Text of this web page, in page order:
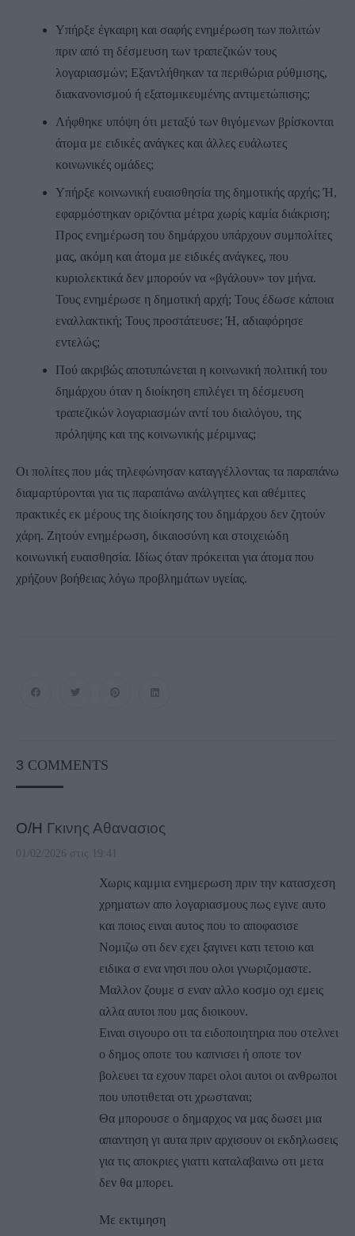
Υπήρξε έγκαιρη και σαφής ενημέρωση των πολιτών
πριν από τη δέσμευση των τραπεζικών τους
λογαριασμών; Εξαντλήθηκαν τα περιθώρια ρύθμισης,
διακανονισμού ή εξατομικευμένης αντιμετώπισης;
Λήφθηκε υπόψη ότι μεταξύ των θιγόμενων βρίσκονται
άτομα με ειδικές ανάγκες και άλλες ευάλωτες
κοινωνικές ομάδες;
Υπήρξε κοινωνική ευαισθησία της δημοτικής αρχής; Ή,
εφαρμόστηκαν οριζόντια μέτρα χωρίς καμία διάκριση;
Προς ενημέρωση του δημάρχου υπάρχουν συμπολίτες
μας, ακόμη και άτομα με ειδικές ανάγκες, που
κυριολεκτικά δεν μπορούν να «βγάλουν» τον μήνα.
Τους ενημέρωσε η δημοτική αρχή; Τους έδωσε κάποια
εναλλακτική; Τους προστάτευσε; Ή, αδιαφόρησε
εντελώς;
Πού ακριβώς αποτυπώνεται η κοινωνική πολιτική του
δημάρχου όταν η διοίκηση επιλέγει τη δέσμευση
τραπεζικών λογαριασμών αντί του διαλόγου, της
πρόληψης και της κοινωνικής μέριμνας;
Οι πολίτες που μάς τηλεφώνησαν καταγγέλλοντας τα παραπάνω
διαμαρτύρονται για τις παραπάνω ανάλγητες και αθέμιτες
πρακτικές εκ μέρους της διοίκησης του δημάρχου δεν ζητούν
χάρη. Ζητούν ενημέρωση, δικαιοσύνη και στοιχειώδη
κοινωνική ευαισθησία. Ιδίως όταν πρόκειται για άτομα που
χρήζουν βοήθειας λόγω προβλημάτων υγείας.
3 COMMENTS
Ο/Η Γκινης Αθανασιος
01/02/2026 στις 19:41
Χωρις καμμια ενημερωση πριν την κατασχεση
χρηματων απο λογαριασμους πως εγινε αυτο
και ποιος ειναι αυτος που το αποφασισε
Νομιζω οτι δεν εχει ξαγινει κατι τετοιο και
ειδικα σ ενα νησι που ολοι γνωριζομαστε.
Μαλλον ζουμε σ εναν αλλο κοσμο οχι εμεις
αλλα αυτοι που μας διοικουν.
Ειναι σιγουρο οτι τα ειδοποιητηρια που στελνει
ο δημος οποτε του καπνισει ή οποτε τον
βολευει τα εχουν παρει ολοι αυτοι οι ανθρωποι
που υποτιθεται οτι χρωσταναι;
Θα μπορουσε ο δημαρχος να μας δωσει μια
απαντηση γι αυτα πριν αρχισουν οι εκδηλωσεις
για τις αποκριες γιαττι καταλαβαινω οτι μετα
δεν θα μπορει.
Με εκτιμηση